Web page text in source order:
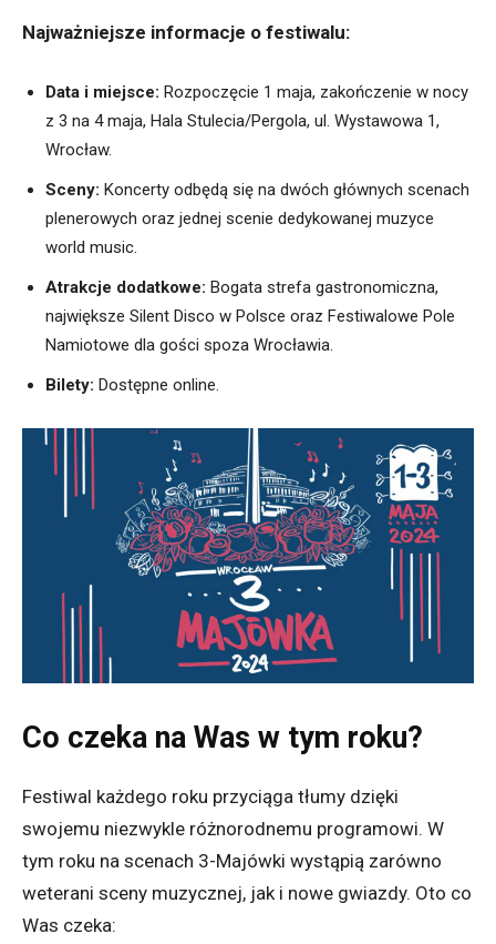
Najważniejsze informacje o festiwalu:
Data i miejsce: Rozpoczęcie 1 maja, zakończenie w nocy
z 3 na 4 maja, Hala Stulecia/Pergola, ul. Wystawowa 1,
Wrocław.
Sceny: Koncerty odbędą się na dwóch głównych scenach
plenerowych oraz jednej scenie dedykowanej muzyce
world music.
Atrakcje dodatkowe: Bogata strefa gastronomiczna,
największe Silent Disco w Polsce oraz Festiwalowe Pole
Namiotowe dla gości spoza Wrocławia.
Bilety: Dostępne online.
Co czeka na Was w tym roku?
Festiwal każdego roku przyciąga tłumy dzięki
swojemu niezwykle różnorodnemu programowi. W
tym roku na scenach 3-Majówki wystąpią zarówno
weterani sceny muzycznej, jak i nowe gwiazdy. Oto co
Was czeka: